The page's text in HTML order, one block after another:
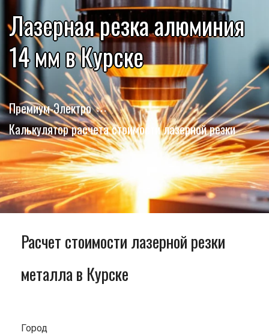
Лазерная резка алюминия
14 мм в Курске
Премиум-Электро
Калькулятор расчета стоимости лазерной резки
Расчет стоимости лазерной резки
металла в Курске
Город